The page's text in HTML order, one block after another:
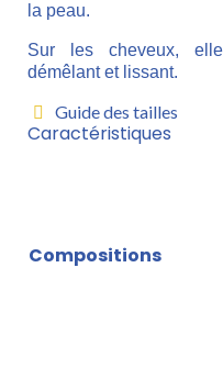
la peau.
Sur les cheveux,
démêlant et lissant.
Guide des tailles
Caractéristiques
Compositions